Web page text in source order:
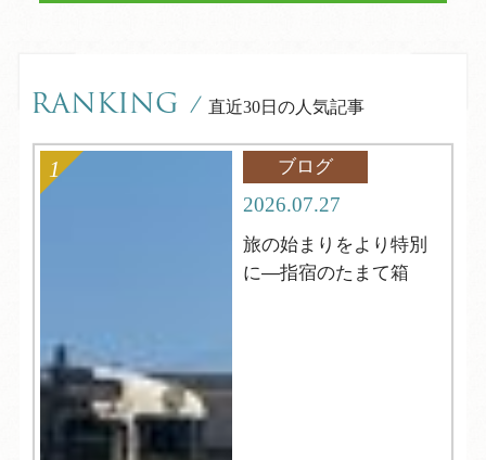
RANKING / 直近30日の人気記事
ブログ
2026.07.27
旅の始まりをより特別
に―指宿のたまて箱